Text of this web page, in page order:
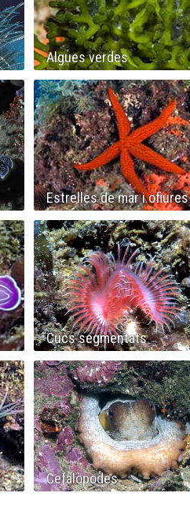
Algues verdes
Estrelles de mar i ofiures
Cucs segmentats
Cefalòpodes